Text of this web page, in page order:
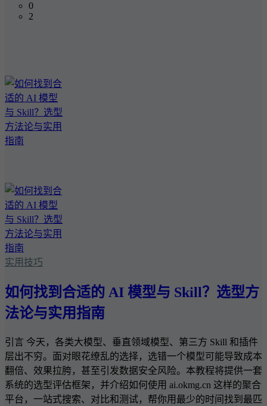
0
2
实用技巧
如何找到合适的 AI 模型与 Skill？选型方
法论与实用指南
引言 今天，各类大模型、垂直领域模型、第三方 Skill 和插件
层出不穷。面对眼花缭乱的选择，选错一个模型可能导致成本
翻倍、效果拉胯，甚至引发数据安全风险。本教程将提供一套
系统的选型评估框架，并介绍如何使用 ai.okmg.cn 这样的聚合
平台，一站式搜索、对比和测试，帮你用最少的时间找到最匹